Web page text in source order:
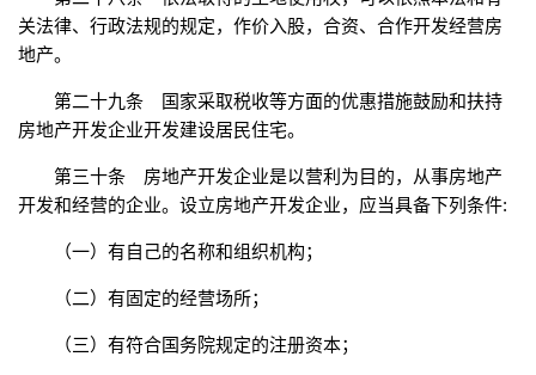
关法律、行政法规的规定，作价入股，合资、合作开发经营房
地产。
第二十九条 国家采取税收等方面的优惠措施鼓励和扶持
房地产开发企业开发建设居民住宅。
第三十条 房地产开发企业是以营利为目的，从事房地产
开发和经营的企业。设立房地产开发企业，应当具备下列条件:
（一）有自己的名称和组织机构；
（二）有固定的经营场所；
（三）有符合国务院规定的注册资本；